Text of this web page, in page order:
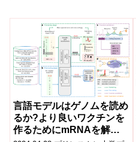
言語モデルはゲノムを読め
るか?より良いワクチンを
作るためにmRNAを解読